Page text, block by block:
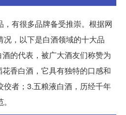
，有很多品牌备受推崇。根据网
，以下是白酒领域的十大品
的代表，被广大酒友们称赞为
香白酒，它具有独特的口感和
者；3.五粮液白酒，历经千年